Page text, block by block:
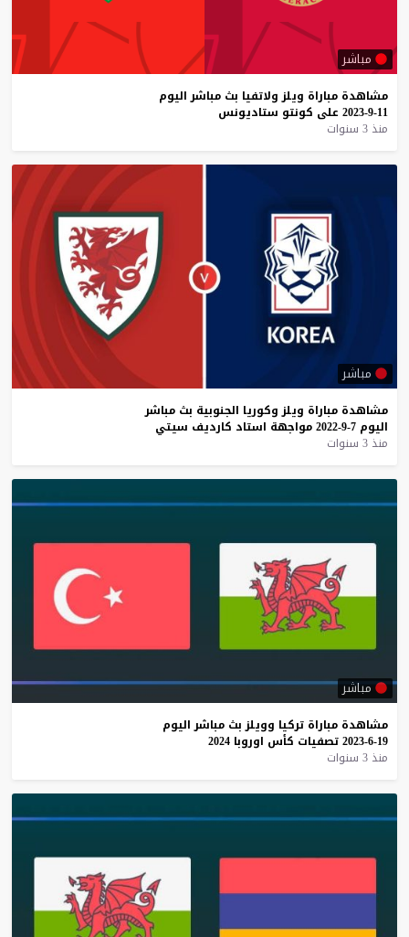
مباشر
مشاهدة مباراة ويلز ولاتفيا بث مباشر اليوم
11-9-2023
على كونتو ستاديونس
منذ 3 سنوات
مباشر
مشاهدة مباراة ويلز وكوريا الجنوبية بث مباشر
اليوم 7-9-2022 مواجهة استاد كارديف سيتي
منذ 3 سنوات
مباشر
مشاهدة مباراة تركيا وويلز بث مباشر اليوم
19-6-2023
تصفيات كأس اوروبا 2024
منذ 3 سنوات